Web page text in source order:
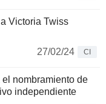
Victoria Twiss
27/02/24
CI
nombramiento de
independiente